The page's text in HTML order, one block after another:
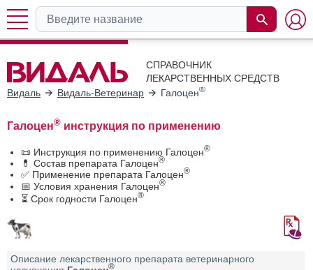
СПРАВОЧНИК
ЛЕКАРСТВЕННЫХ СРЕДСТВ
Видаль
Видаль-Ветеринар Галоцен®
Галоцен® инструкция по применению
📜 Инструкция по применению Галоцен®
💊 Состав препарата Галоцен®
✅ Применение препарата Галоцен®
📅 Условия хранения Галоцен®
⏳ Срок годности Галоцен®
Описание лекарственного препарата ветеринарного
®